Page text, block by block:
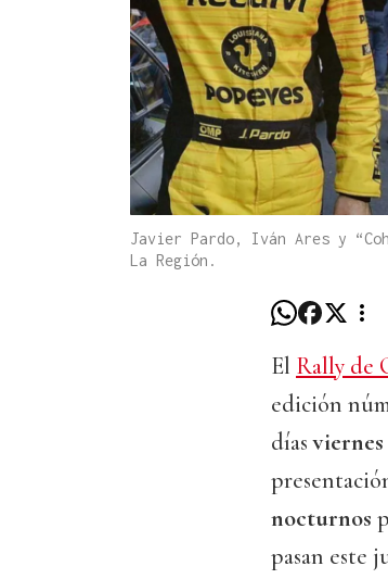
Javier Pardo, Iván Ares y
La Región.
El Rally de
edición
díasviernes
nocturnos
pasan este